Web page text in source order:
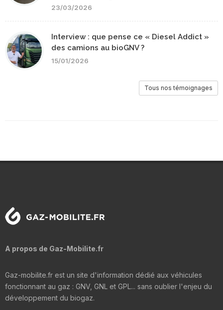
23/03/2026
Interview : que pense ce « Diesel Addict »
des camions au bioGNV ?
15/01/2026
Tous nos témoignages
A propos de Gaz-Mobilite.fr
Gaz-mobilite.fr est un site d'information dédié aux véhicules
fonctionnant au gaz : GNV, GNL et GPL... sans oublier l'enjeu du
développement du biogaz.